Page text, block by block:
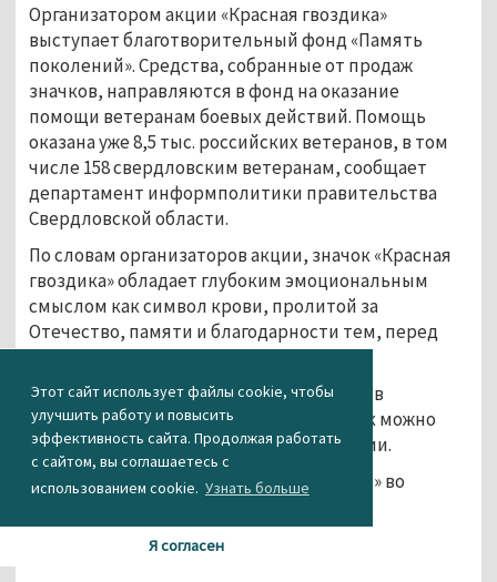
Этот сайт использует файлы cookie, чтобы
улучшить работу и повысить
эффективность сайта. Продолжая работать
с сайтом, вы соглашаетесь с
использованием cookie. Узнать больше
Я согласен
Организатором акции «Красная гвоздика»
выступает благотворительный фонд «Память
поколений». Средства, собранные от продаж
значков, направляются в фонд на оказание
помощи ветеранам боевых действий. Помощь
оказана уже 8,5 тыс. российских ветеранов, в том
числе 158 свердловским ветеранам, сообщает
департамент информполитики правительства
Свердловской области.
По словам организаторов акции, значок «Красная
гвоздика» обладает глубоким эмоциональным
смыслом как символ крови, пролитой за
Отечество, памяти и благодарности тем, перед
кем мы находимся в неоплатном долгу.
Купить значок можно на Почте России и в
магазинах — партнёрах акции. Их список можно
посмотреть наофициальном сайтеакции.
Фото: паблик фонда «Память поколений» во